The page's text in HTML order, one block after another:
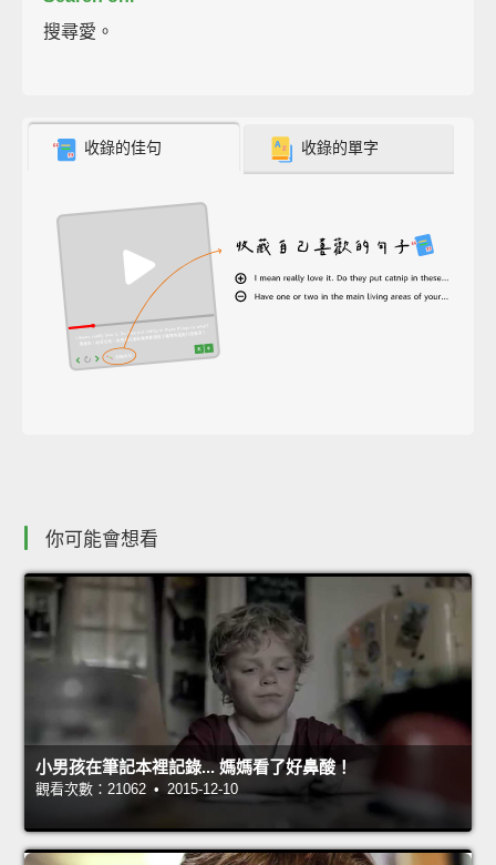
搜尋愛。
收錄的佳句 收錄的單字
你可能會想看
小男孩在筆記本裡記錄... 媽媽看了好鼻酸！
觀看次數：21062 • 2015-12-10